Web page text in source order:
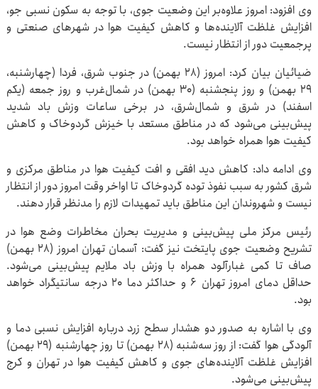
وی افزود: امروز علاوه‌بر این وضعیت جوی، با توجه به سکون نسبی جو،
افزایش غلظت آلاینده‌ها و کاهش کیفیت هوا در شهرهای صنعتی و
پرجمعیت دور از انتظار نیست.
ضیائیان بیان کرد: امروز (۲۸ بهمن) در جنوب شرق، فردا (چهارشنبه،
۲۹ بهمن) و روز پنجشنبه (۳۰ بهمن) در شمال‌غرب و روز جمعه (یکم
اسفند) در شرق و شمال‌شرق، در برخی ساعات وزش باد شدید
پیش‌بینی می‌شود که در مناطق مستعد با خیزش گردوخاک و کاهش
کیفیت هوا همراه خواهد بود.
وی ادامه داد: کاهش دید افقی و افت کیفیت هوا در مناطق مرکزی و
شرق کشور به سبب نفوذ توده گردوخاک تا اواخر وقت امروز دور از انتظار
نیست و شهروندان این مناطق باید تمهیدات لازم را مدنظر قرار دهند.
رئیس مرکز ملی پیش‌بینی و مدیریت بحران مخاطرات وضع هوا در
تشریح وضعیت جوی پایتخت نیز گفت: آسمان تهران امروز (۲۸ بهمن)
صاف تا کمی غبارآلود همراه با وزش باد ملایم پیش‌بینی می‌شود.
حداقل دمای امروز تهران ۶ و حداکثر دما ۲۰ درجه سانتیگراد خواهد
بود.
وی با اشاره به صدور دو هشدار سطح زرد درباره افزایش نسبی دما و
آلودگی هوا گفت: از روز سه‌شنبه (۲۸ بهمن) تا روز چهارشنبه (۲۹ بهمن)
افزایش غلظت آلاینده‌های جوی و کاهش کیفیت هوا در تهران و کرج
پیش‌بینی می‌شود.